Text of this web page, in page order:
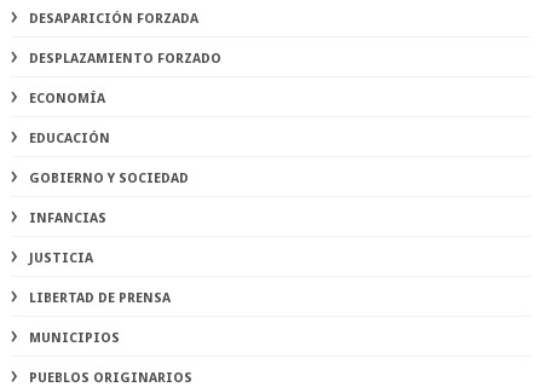
DESAPARICIÓN FORZADA
DESPLAZAMIENTO FORZADO
ECONOMÍA
EDUCACIÓN
GOBIERNO Y SOCIEDAD
INFANCIAS
JUSTICIA
LIBERTAD DE PRENSA
MUNICIPIOS
PUEBLOS ORIGINARIOS